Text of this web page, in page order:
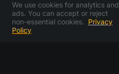
We use cookies for analytics and
ads. You can accept or reject
non-essential cookies. Privacy
Policy